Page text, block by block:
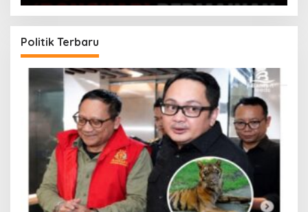
Politik Terbaru